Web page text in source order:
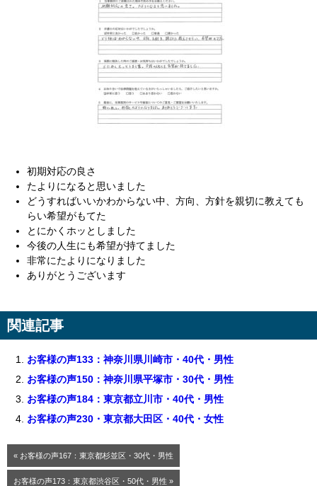
初期対応の良さ
たよりになると思いました
どうすればいいかわからない中、方向、方針を親切に教えても
らい希望がもてた
とにかくホッとしました
今後の人生にも希望が持てました
非常にたよりになりました
ありがとうございます
関連記事
お客様の声133：神奈川県川崎市・40代・男性
お客様の声150：神奈川県平塚市・30代・男性
お客様の声184：東京都立川市・40代・男性
お客様の声230・東京都大田区・40代・女性
« お客様の声167：東京都杉並区・30代・男性
お客様の声173：東京都渋谷区・50代・男性 »